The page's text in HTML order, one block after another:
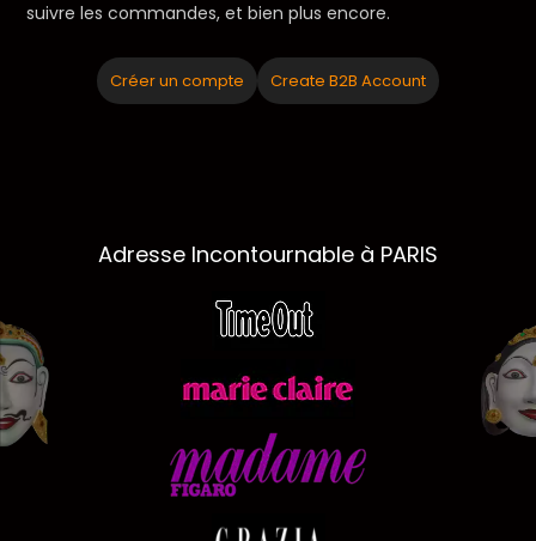
suivre les commandes, et bien plus encore.
Créer un compte Create B2B Account
Adresse Incontournable à PARIS